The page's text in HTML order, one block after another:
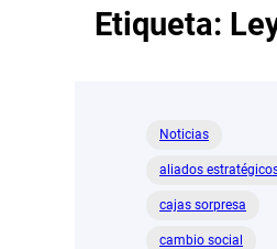
Etiqueta:
Noticias
aliados
cajas sorpresa
cambio social